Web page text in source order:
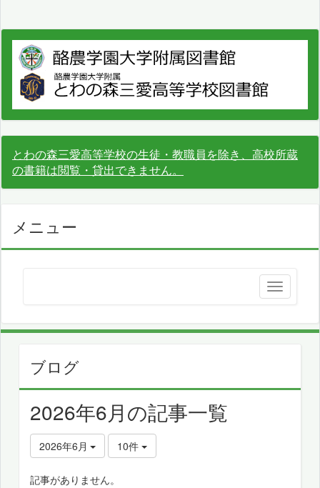
とわの森三愛高等学校の生徒・教職員を除き、高校所蔵
の書籍は閲覧・貸出できません。
メニュー
ブログ
2026年6月の記事一覧
2026年6月 10件
記事がありません。